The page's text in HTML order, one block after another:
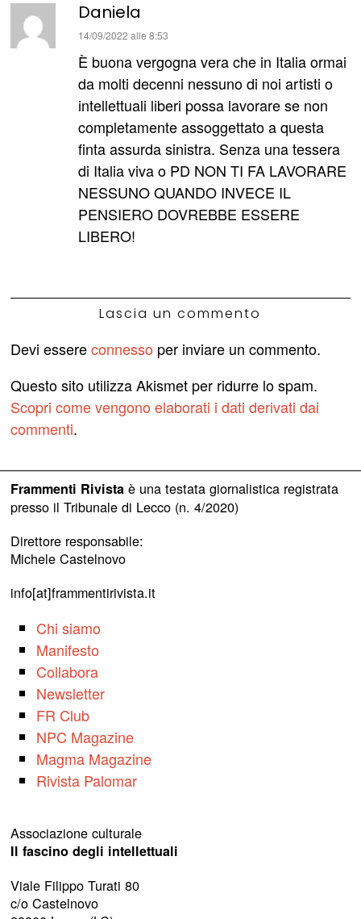
Daniela
ha
detto:
14/09/2022 alle 8:53
È buona vergogna vera che in Italia ormai
da molti decenni nessuno di noi artisti o
intellettuali liberi possa lavorare se non
completamente assoggettato a questa
finta assurda sinistra. Senza una tessera
di Italia viva o PD NON TI FA LAVORARE
NESSUNO QUANDO INVECE IL
PENSIERO DOVREBBE ESSERE
LIBERO!
Lascia un commento
Devi essereconnesso per inviare un commento.
Questo sito utilizza Akismet per ridurre lo spam.
Scopri come vengono elaborati i dati derivati dai
commenti.
Frammenti Rivistaè una testata giornalistica registrata
presso il Tribunale di Lecco (n. 4/2020)
Direttore responsabile:
Michele Castelnovo
info[at]frammentirivista.it
Chi siamo
Manifesto
Collabora
Newsletter
FR Club
NPC Magazine
Magma Magazine
Rivista Palomar
Associazione culturale
Il fascino degli intellettuali
Viale Filippo Turati 80
c/o Castelnovo